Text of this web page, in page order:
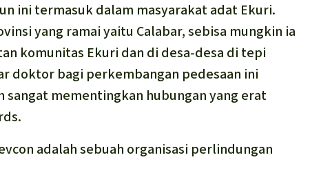
ini termasuk dalam masyarakat adat Ekuri.
yang ramai yaitu Calabar, sebisa mungkin ia
komunitas Ekuri dan di desa-desa di tepi
doktor bagi perkembangan pedesaan ini
mementingkan hubungan yang erat
adalah sebuah organisasi perlindungan